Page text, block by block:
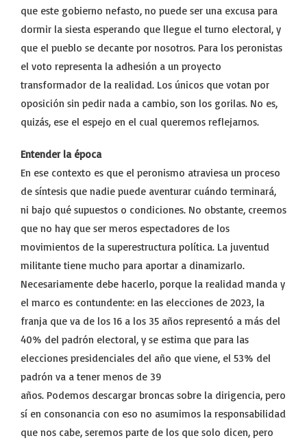
que este gobierno nefasto, no puede ser una excusa para
dormir la siesta esperando que llegue el turno electoral, y
que el pueblo se decante por nosotros. Para los peronistas
el voto representa la adhesión a un proyecto
transformador de la realidad. Los únicos que votan por
oposición sin pedir nada a cambio, son los gorilas. No es,
quizás, ese el espejo en el cual queremos reflejarnos.
Entender la época
En ese contexto es que el peronismo atraviesa un proceso
de síntesis que nadie puede aventurar cuándo terminará,
ni bajo qué supuestos o condiciones. No obstante, creemos
que no hay que ser meros espectadores de los
movimientos de la superestructura política. La juventud
militante tiene mucho para aportar a dinamizarlo.
Necesariamente debe hacerlo, porque la realidad manda y
el marco es contundente: en las elecciones de 2023, la
franja que va de los 16 a los 35 años representó a más del
40% del padrón electoral, y se estima que para las
elecciones presidenciales del año que viene, el 53% del
padrón va a tener menos de 39
años. Podemos descargar broncas sobre la dirigencia, pero
sí en consonancia con eso no asumimos la responsabilidad
que nos cabe, seremos parte de los que solo dicen, pero